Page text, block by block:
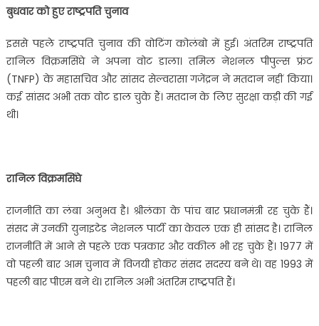
बुधवार को हुए राष्ट्रपति चुनाव
इससे पहले राष्ट्रपति चुनाव की वोटिंग कोलंबो में हुई। अंतरिम राष्ट्रपति
रानिल विक्रमसिंघे ने अपना वोट डाला। तमिल नेशनल पीपुल्स फ्रंट
(TNFP) के महासचिव और सांसद सेल्वरासा गजेंद्रन ने मतदान नहीं किया।
कई सांसद अभी तक वोट डाल चुके हैं। मतदान के लिए सुरक्षा कड़ी की गई
थी।
रानिल विक्रमसिंघे
राजनीति का लंबा अनुभव है। श्रीलंका के पांच बार प्रधानमंत्री रह चुके हैं।
संसद में उनकी युनाइटेड नेशनल पार्टी का केवल एक ही सांसद है। रानिल
राजनीति में आने से पहले एक पत्रकार और वकील भी रह चुके हैं। 1977 में
वो पहली बार आम चुनाव में विजयी होकर संसद सदस्‍य बने थे। वह 1993 में
पहली बार पीएम बने थे। रानिल अभी अंतरिम राष्ट्रपति हैं।